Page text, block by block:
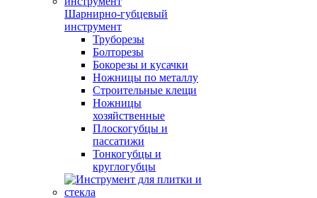
Шарнирно-губцевый
инструмент
Труборезы
Болторезы
Бокорезы и кусачки
Ножницы по металлу
Строительные клещи
Ножницы
хозяйственные
Плоскогубцы и
пассатижи
Тонкогубцы и
круглогубцы